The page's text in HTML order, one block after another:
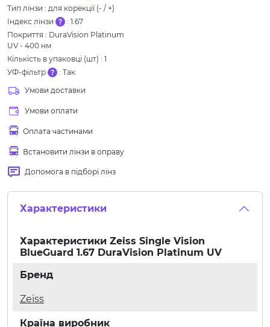
Тип лінзи : для корекції (- / +)
Індекс лінзи
: 1.67
Покриття : DuraVision Platinum
UV - 400 нм
Кількість в упаковці (шт) : 1
УФ-фільтр
: Так
Умови доставки
Умови оплати
Оплата частинами
Встановити лінзи в оправу
Допомога в підборі лінз
Характеристики
Характеристики Zeiss Single Vision
BlueGuard 1.67 DuraVision Platinum UV
Бренд
Zeiss
Країна виробник